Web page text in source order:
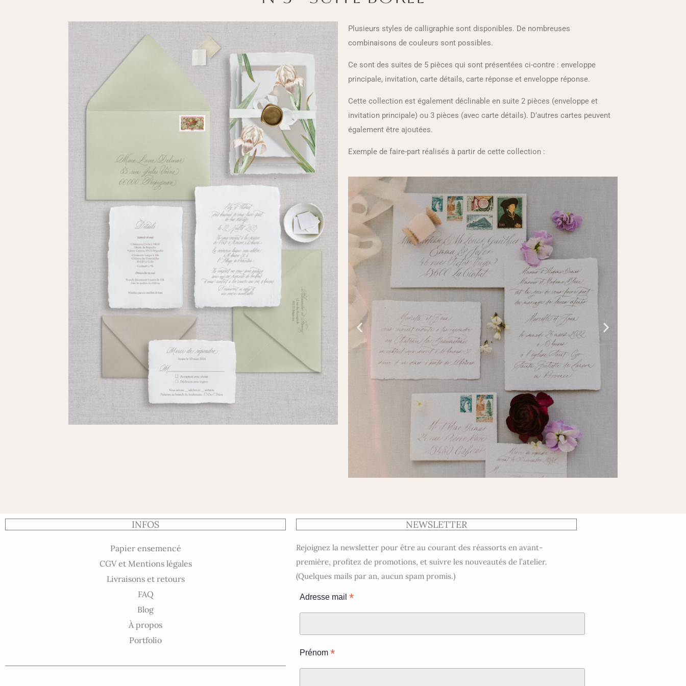
Plusieurs styles de calligraphie sont disponibles. De nombreuses
combinaisons de couleurs sont possibles.
Ce sont des suites de 5 pièces qui sont présentées ci-contre : enveloppe
principale, invitation, carte détails, carte réponse et enveloppe réponse.
Cette collection est également déclinable en suite 2 pièces (enveloppe et
invitation principale) ou 3 pièces (avec carte détails). D’autres cartes peuvent
également être ajoutées.
Exemple de faire-part réalisés à partir de cette collection :
INFOS
Papier ensemencé
CGV et Mentions légales
Livraisons et retours
FAQ
Blog
À propos
Portfolio
NEWSLETTER
Rejoignez la newsletter pour être au courant des réassorts en avant-
première, profitez de promotions, et suivre les nouveautés de l’atelier.
(Quelques mails par an, aucun spam promis.)
Adresse mail *
Prénom *